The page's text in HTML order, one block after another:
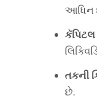
આધિન
કૅપિટલ
તકની
છે.